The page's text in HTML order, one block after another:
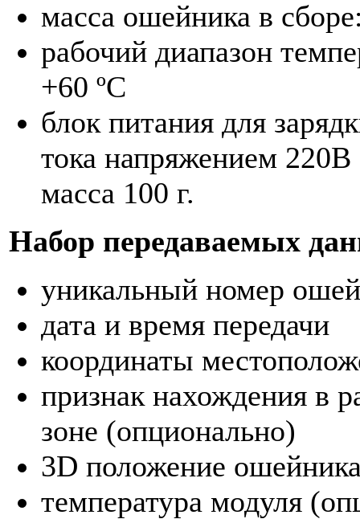
масса ошейника в
рабочий диапазон
+60 ºС
блок питания для
тока напряжением
масса 100 г.
Набор передаваемых
уникальный номер
дата и время передачи
координаты
признак нахождения в
зоне (опционально)
3D положение
температура модуля